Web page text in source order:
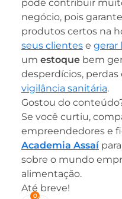
pode contribuir
negócio, pois
produtos certos na
seus clientes e gerar
um estoque bem
desperdícios, perdas
vigilância sanitária.
Gostou do
Se você curtiu,
empreendedores e
Academia Assaí
sobre o mundo
alimentação.
Até breve!
0